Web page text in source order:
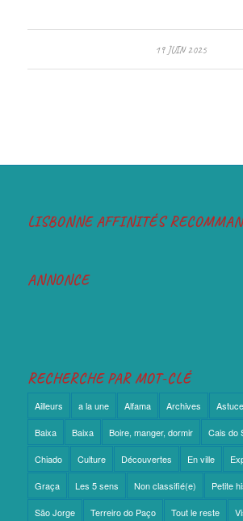
19 JUIN 2025
LISBONNE AFFINITÉS
ANNONCE
RECHERCHE PAR MOT-CLÉ
Ailleurs a la une Alfama Archives
Baixa Baixa Boire, manger, dormir Cais do
Chiado Culture Découvertes En ville
Graça Les 5 sens Non classifié(e) Petite
São Jorge Terreiro do Paço Tout le reste